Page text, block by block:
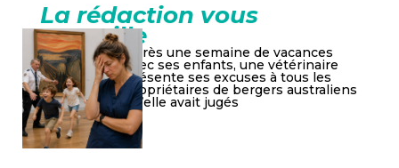
La rédaction vous
conseille
Après une semaine de vacances
avec ses enfants, une vétérinaire
présente ses excuses à tous les
propriétaires de bergers australiens
qu’elle avait jugés